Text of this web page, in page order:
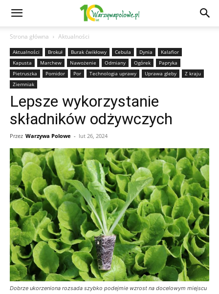
Strona główna Aktualności
Aktualności Brokuł Burak ćwikłowy Cebula Dynia
Kalafior
Kapusta
Marchew Nawożenie Odmiany Ogórek
Papryka
Pietruszka
Pomidor Por Technologia uprawy Uprawa gleby
Z kraju
Ziemniak
Lepsze wykorzystanie
składników odżywczych
Przez Warzywa Polowe - lut 26, 2024
Dobrze ukorzeniona rozsada szybko podejmie wzrost na docelowym miejscu